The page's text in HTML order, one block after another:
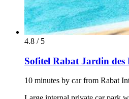
4.8 / 5
Sofitel Rabat Jardin des
10 minutes by car from Rabat